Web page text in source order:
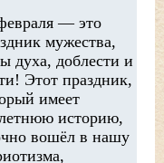
— это
мужества,
духа, доблести и
Этот праздник,
имеет
историю,
вошёл в нашу